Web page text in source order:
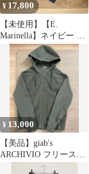
¥ 17,800
【未使用】【E.
Marinella】ネイビー 小
紋 ネクタイ
¥ 13,000
【美品】giab's
ARCHIVIO フリースダ
ブルジップアップパー